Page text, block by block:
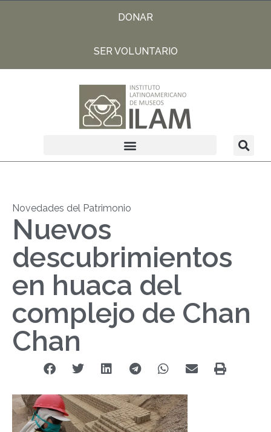
DONAR
SER VOLUNTARIO
Novedades del Patrimonio
Nuevos
descubrimientos
en huaca del
complejo de Chan
Chan